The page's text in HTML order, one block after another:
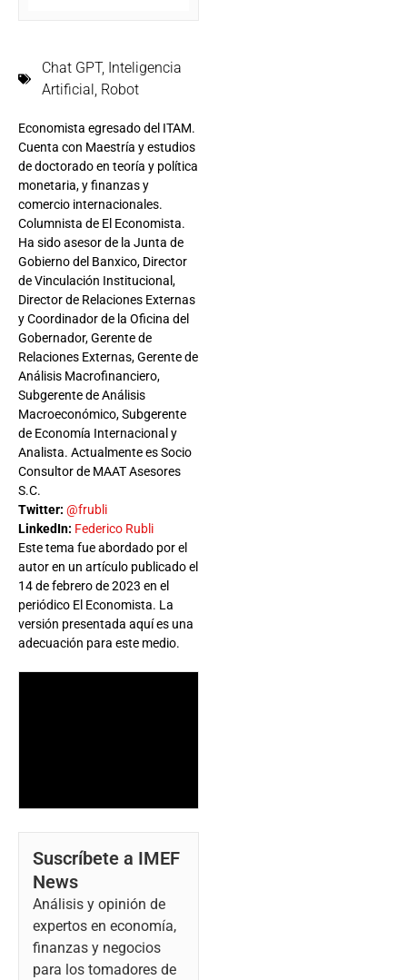
Chat GPT, Inteligencia
Artificial, Robot
Economista egresado del ITAM.
Cuenta con Maestría y estudios
de doctorado en teoría y política
monetaria, y finanzas y
comercio internacionales.
Columnista de El Economista.
Ha sido asesor de la Junta de
Gobierno del Banxico, Director
de Vinculación Institucional,
Director de Relaciones Externas
y Coordinador de la Oficina del
Gobernador, Gerente de
Relaciones Externas, Gerente de
Análisis Macrofinanciero,
Subgerente de Análisis
Macroeconómico, Subgerente
de Economía Internacional y
Analista. Actualmente es Socio
Consultor de MAAT Asesores
S.C.
Twitter: @frubli
LinkedIn: Federico Rubli
Este tema fue abordado por el
autor en un artículo publicado el
14 de febrero de 2023 en el
periódico El Economista. La
versión presentada aquí es una
adecuación para este medio.
Suscríbete a IMEF
News
Análisis y opinión de
expertos en economía,
finanzas y negocios
para los tomadores de